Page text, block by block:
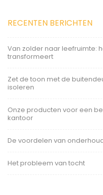
RECENTEN BERICHTEN
Van zolder naar leefruimte:
transformeert
Zet de toon met de
isoleren
Onze producten voor een
kantoor
De voordelen van
Het probleem van tocht